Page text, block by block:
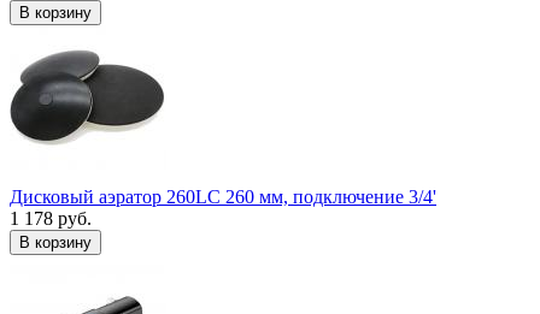
В корзину
Дисковый аэратор 260LC 260 мм, подключение 3/4'
1 178 руб.
В корзину